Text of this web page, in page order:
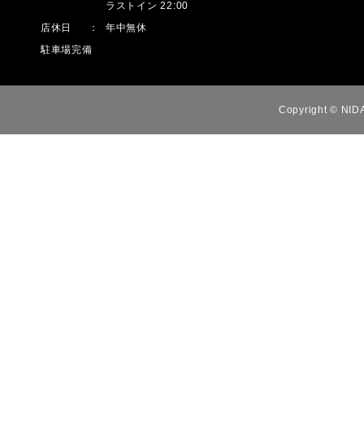
ラストイン 22:00
店休日
：
年中無休
駐車場完備
Copyright ©